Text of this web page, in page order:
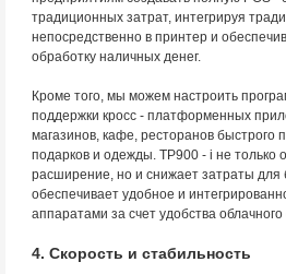
традиционных затрат, интегрируя
непосредственно в принтер и
обработку наличных денег.
Кроме того, мы можем настроить
поддержки кросс - платформенных
магазинов, кафе, ресторанов быстрого
подарков и одежды. TP900 - i не только
расширение, но и снижает затраты для
обеспечивает удобное и
аппаратами за счет удобства облачного
4. Скорость и стабильность